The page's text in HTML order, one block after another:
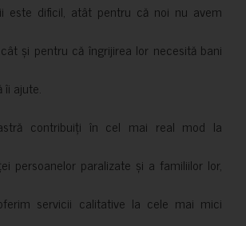
este dificil, atât pentru că noi nu avem
și pentru că îngrijirea lor necesită bani
îi ajute.
contribuiți în cel mai real mod la
persoanelor paralizate și a familiilor lor,
servicii calitative la cele mai mici